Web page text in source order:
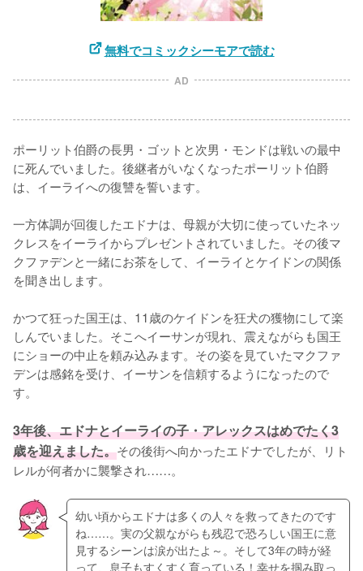
無料でコミックシーモアで読む
AD
ポーリット伯爵の長男・ゴットと次男・モンドは戦いの最中
に死んでいました。後継者がいなくなったポーリット伯爵
は、イーライへの復讐を誓います。
一方体調が回復したエドナは、母親が大切に使っていたネッ
クレスをイーライからプレゼントされていました。その後マ
クファデンと一緒にお茶をして、イーライとケイドンの関係
を聞き出します。
かつて狂った国王は、11歳のケイドンを狂犬の獲物にして楽
しんでいました。そこへイーサンが現れ、震えながらも国王
にショーの中止を頼み込みます。その姿を見ていたマクファ
デンは感銘を受け、イーサンを信頼するようになったので
す。
3年後、エドナとイーライの子・アレックスはめでたく3
歳を迎えました。その後街へ向かったエドナでしたが、リト
レルが何者かに襲撃され……。
幼い頃からエドナは多くの人々を救ってきたのです
ね……。実の父親ながらも残忍で恐ろしい国王に意
見するシーンは涙が出たよ～。そして3年の時が経
って、息子もすくすく育っている！幸せを掴み取っ